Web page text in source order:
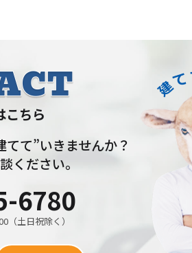
こちら
て”いきませんか？
ください。
6780
（土日祝除く）